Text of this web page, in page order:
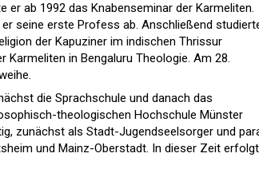
ab 1992 das Knabenseminar der Karmeliten.
seine erste Profess ab. Anschließend
der Kapuziner im indischen Thrissur
Karmeliten in Bengaluru Theologie. Am 28.
die Sprachschule und danach das
theologischen Hochschule Münster
zunächst als Stadt-Jugendseelsorger und
und Mainz-Oberstadt. In dieser Zeit